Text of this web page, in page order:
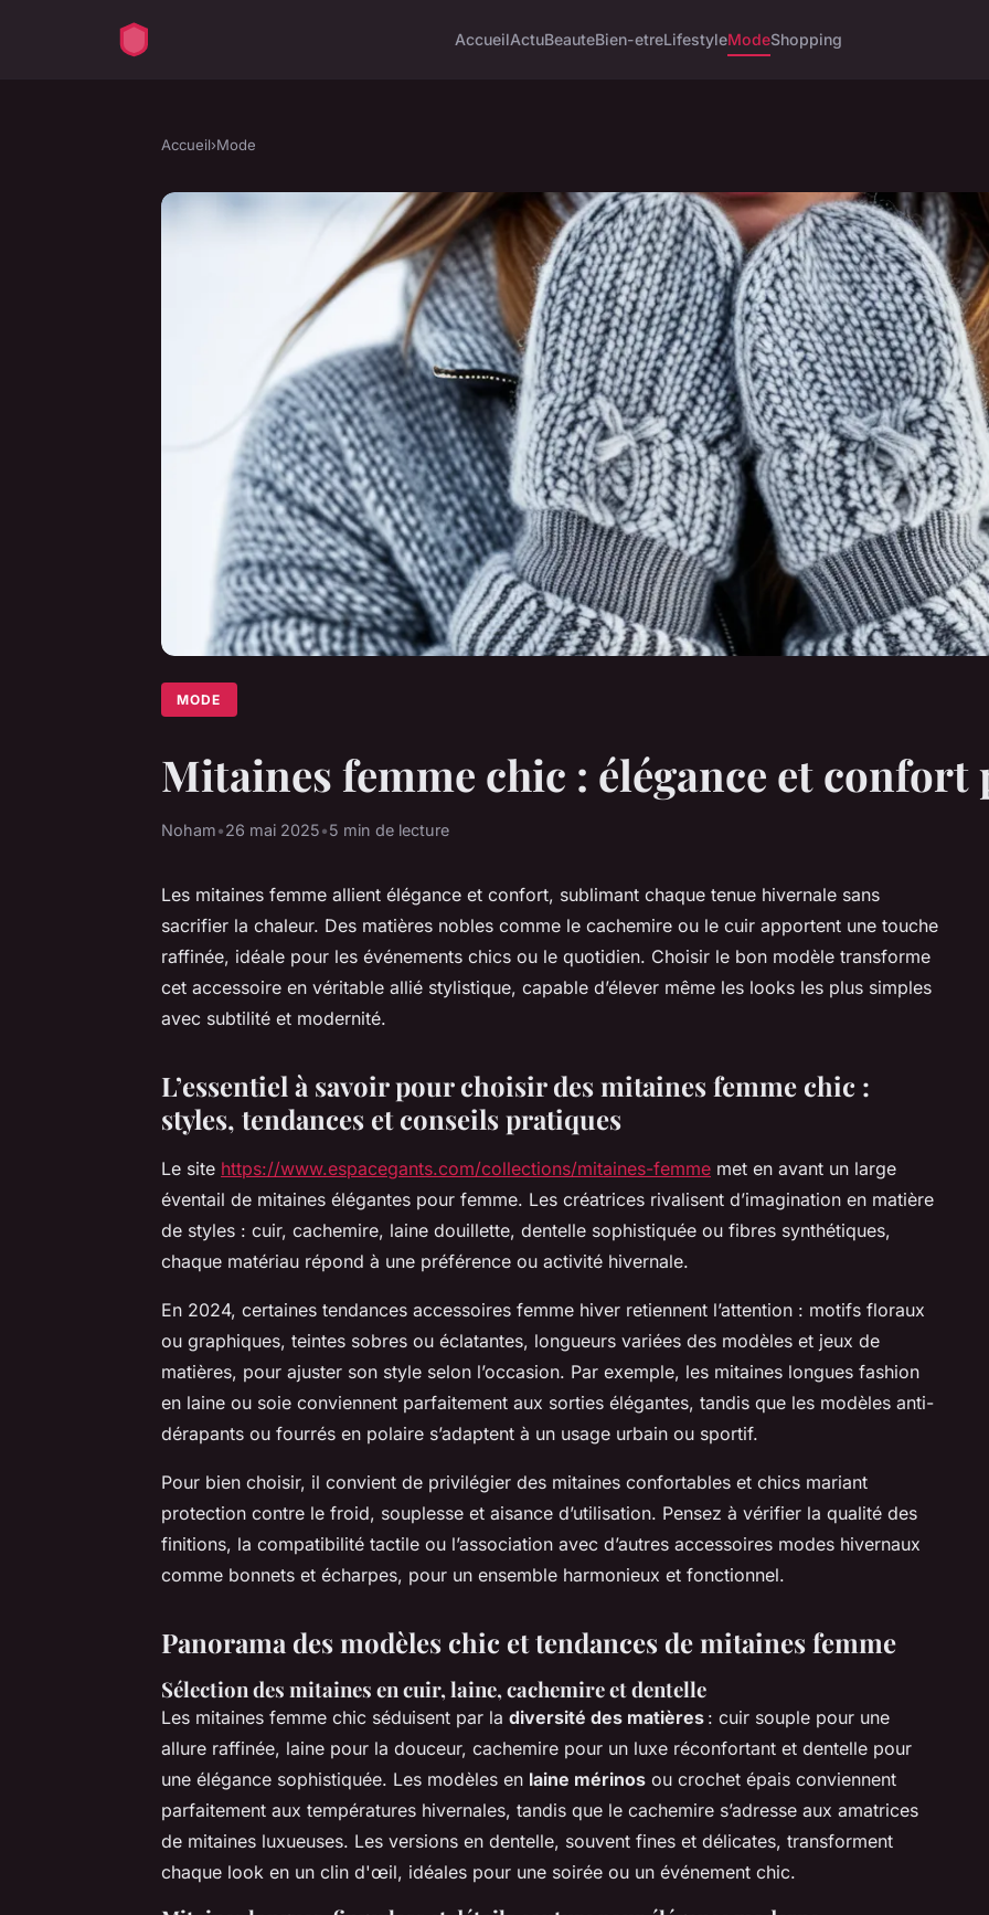
AccueilActuBeauteBien-etreLifestyleModeShopping
Accueil›Mode
MODE
Mitaines femme chic : élégance et
Noham•26 mai 2025•5 min de lecture
Les mitaines femme allient élégance et confort, sublimant chaque tenue hivernale sans
sacrifier la chaleur. Des matières nobles comme le cachemire ou le cuir apportent une touche
raffinée, idéale pour les événements chics ou le quotidien. Choisir le bon modèle transforme
cet accessoire en véritable allié stylistique, capable d’élever même les looks les plus simples
avec subtilité et modernité.
L’essentiel à savoir pour choisir des mitaines femme chic :
styles, tendances et conseils pratiques
Le site https://www.espacegants.com/collections/mitaines-femme met en avant un large
éventail de mitaines élégantes pour femme. Les créatrices rivalisent d’imagination en matière
de styles : cuir, cachemire, laine douillette, dentelle sophistiquée ou fibres synthétiques,
chaque matériau répond à une préférence ou activité hivernale.
En 2024, certaines tendances accessoires femme hiver retiennent l’attention : motifs floraux
ou graphiques, teintes sobres ou éclatantes, longueurs variées des modèles et jeux de
matières, pour ajuster son style selon l’occasion. Par exemple, les mitaines longues fashion
en laine ou soie conviennent parfaitement aux sorties élégantes, tandis que les modèles anti-
dérapants ou fourrés en polaire s’adaptent à un usage urbain ou sportif.
Pour bien choisir, il convient de privilégier des mitaines confortables et chics mariant
protection contre le froid, souplesse et aisance d’utilisation. Pensez à vérifier la qualité des
finitions, la compatibilité tactile ou l’association avec d’autres accessoires modes hivernaux
comme bonnets et écharpes, pour un ensemble harmonieux et fonctionnel.
Panorama des modèles chic et tendances de mitaines femme
Sélection des mitaines en cuir, laine, cachemire et dentelle
Les mitaines femme chic séduisent par la diversité des matières : cuir souple pour une
allure raffinée, laine pour la douceur, cachemire pour un luxe réconfortant et dentelle pour
une élégance sophistiquée. Les modèles en laine mérinos ou crochet épais conviennent
parfaitement aux températures hivernales, tandis que le cachemire s’adresse aux amatrices
de mitaines luxueuses. Les versions en dentelle, souvent fines et délicates, transforment
chaque look en un clin d'œil, idéales pour une soirée ou un événement chic.